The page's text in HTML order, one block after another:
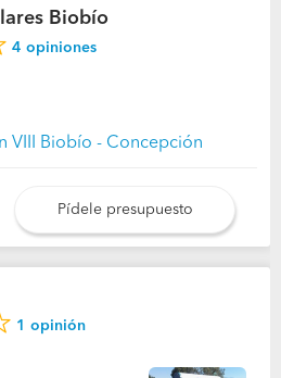
Biobío
4 opiniones
VIII Biobío - Concepción
Pídele presupuesto
1 opinión